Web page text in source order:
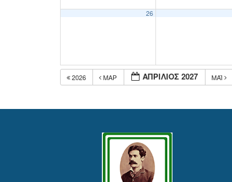
26
2026 ΜΑΡ ΑΠΡΊΛΙΟΣ 2027 ΜΆΙ